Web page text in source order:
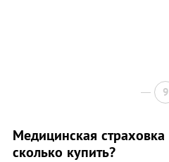
9
Медицинская
сколько купить?